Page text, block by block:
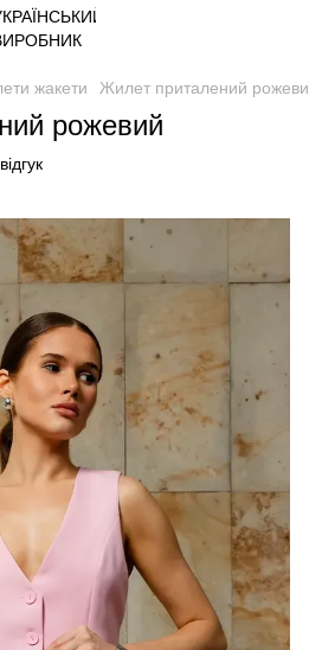
жакети Жилет приталений
рожевий